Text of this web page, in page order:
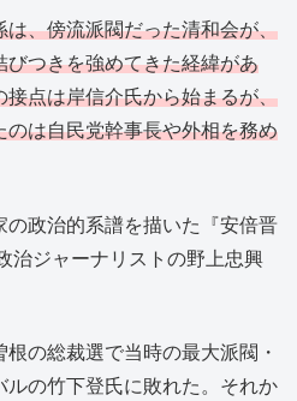
、傍流派閥だった清和会が、
つきを強めてきた経緯があ
点は岸信介氏から始まるが、
は自民党幹事長や外相を務め
政治的系譜を描いた『安倍晋
治ジャーナリストの野上忠興
根の総裁選で当時の最大派閥・
の竹下登氏に敗れた。それか